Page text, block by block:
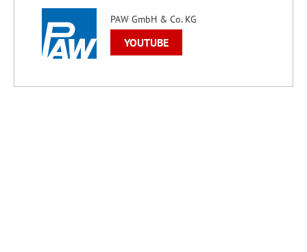
PAW GmbH & Co. KG
YOUTUBE